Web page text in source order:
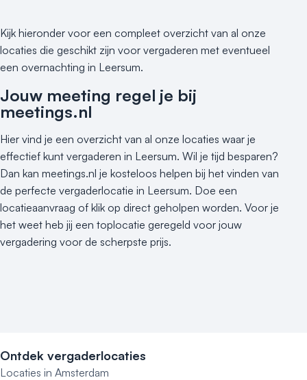
Kijk hieronder voor een compleet overzicht van al onze
locaties die geschikt zijn voor vergaderen met eventueel
een overnachting in Leersum.
Jouw meeting regel je bij
meetings.nl
Hier vind je een overzicht van al onze locaties waar je
effectief kunt vergaderen in Leersum. Wil je tijd besparen?
Dan kan meetings.nl je kosteloos helpen bij het vinden van
de perfecte vergaderlocatie in Leersum. Doe een
locatieaanvraag of klik op direct geholpen worden. Voor je
het weet heb jij een toplocatie geregeld voor jouw
vergadering voor de scherpste prijs.
Ontdek vergaderlocaties
Locaties in Amsterdam